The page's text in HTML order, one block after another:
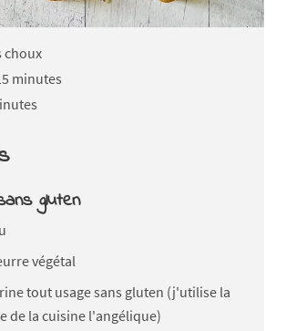
choux
minutes
gluten
végétal
tout usage sans gluten (j'utilise la
de la cuisine l'angélique)